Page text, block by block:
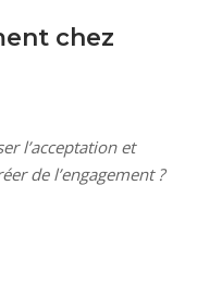
chez
l’acceptation et
de l’engagement ?